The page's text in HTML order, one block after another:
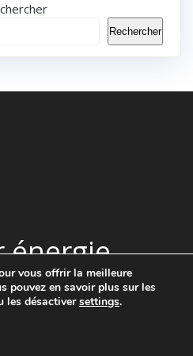
Rechercher
énergie
avec WordPress et le thème
Theme
vous offrir la meilleure
pouvez en savoir plus sur les
les désactiversettings.